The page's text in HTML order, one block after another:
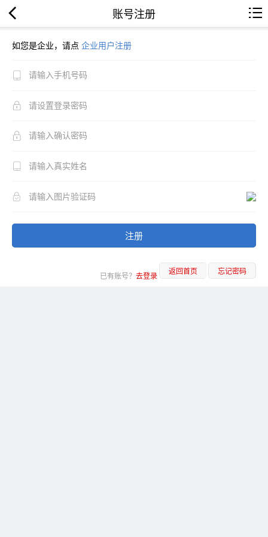
账号注册
如您是企业，请点 企业用户注册
注册
已有账号？ 去登录 返回首页 忘记密码